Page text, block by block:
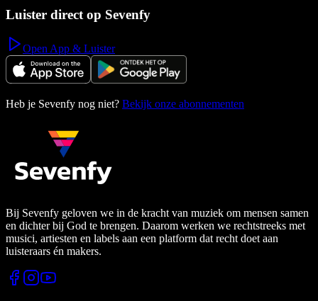
Luister direct op Sevenfy
Open App & Luister
Heb je Sevenfy nog niet? Bekijk onze abonnementen
Bij Sevenfy geloven we in de kracht van muziek om mensen samen
en dichter bij God te brengen. Daarom werken we rechtstreeks met
musici, artiesten en labels aan een platform dat recht doet aan
luisteraars én makers.